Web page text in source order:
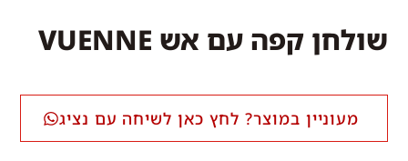
שולחן קפה עם אש VUENNE
מעוניין במוצר? לחץ כאן לשיחה עם נציג